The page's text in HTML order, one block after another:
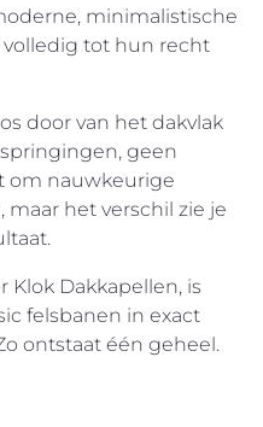
minimalistische
tot hun recht
door van het dakvlak
geen
om nauwkeurige
het verschil zie je
Klok Dakkapellen, is
felsbanen in exact
ontstaat één geheel.